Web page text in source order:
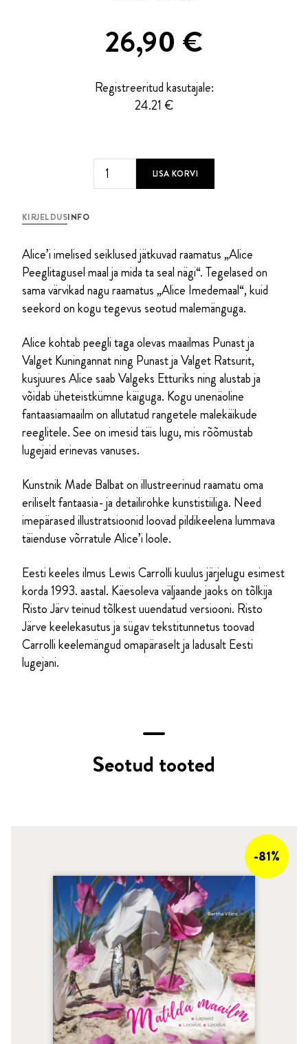
26,90 €
Registreeritud kasutajale:
24.21 €
Alice
Peeglitagusel
maal
LISA KORVI
KIRJELDUSINFO
Alice’i imelised seiklused jätkuvad raamatus „Alice
Peeglitagusel maal ja mida ta seal nägi“. Tegelased on
sama värvikad nagu raamatus „Alice Imedemaal“, kuid
seekord on kogu tegevus seotud malemänguga.
Alice kohtab peegli taga olevas maailmas Punast ja
Valget Kuningannat ning Punast ja Valget Ratsurit,
kusjuures Alice saab Valgeks Etturiks ning alustab ja
võidab üheteistkümne käiguga. Kogu unenäoline
fantaasiamaailm on allutatud rangetele malekäikude
reeglitele. See on imesid täis lugu, mis rõõmustab
lugejaid erinevas vanuses.
Kunstnik Made Balbat on illustreerinud raamatu oma
eriliselt fantaasia- ja detailirohke kunstistiiliga. Need
imepärased illustratsioonid loovad pildikeelena lummava
täienduse võrratule Alice’i loole.
Eesti keeles ilmus Lewis Carrolli kuulus järjelugu esimest
korda 1993. aastal. Käesoleva väljaande jaoks on tõlkija
Risto Järv teinud tõlkest uuendatud versiooni. Risto
Järve keelekasutus ja sügav tekstitunnetus toovad
Carrolli keelemängud omapäraselt ja ladusalt Eesti
lugejani.
Seotud tooted
-81%